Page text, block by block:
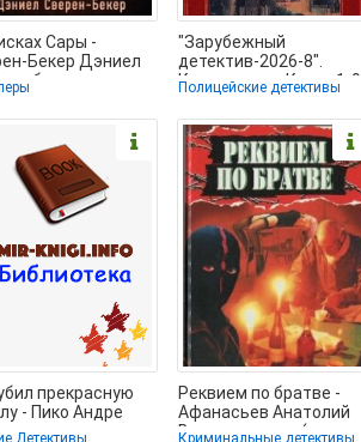
Сары -
Бекер Дэниел
бесплатные
txt, fb2) 📗
"Зарубежный
детектив-2026-8".
Компиляция. Книги 1-9
(СИ) - Даффилд Кит
(читать
Полицейские детективы
прекрасную
- Пико Андре
книги
Детективы
Реквием по братве -
Афанасьев Анатолий
Владимирович (книги
Криминальные детективы